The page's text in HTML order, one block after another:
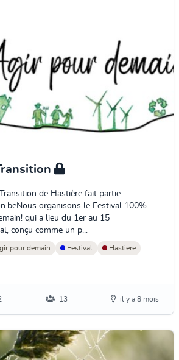
de Hastière fait partie
organisons le Festival 100%
qui a lieu du 1er au 15
conçu comme un p...
pour demain Festival
Hastiere
13 il y a 8 mois